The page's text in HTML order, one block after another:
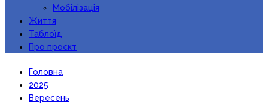
Мобілізація
Життя
Таблоїд
Про проєкт
Головна
2025
Вересень